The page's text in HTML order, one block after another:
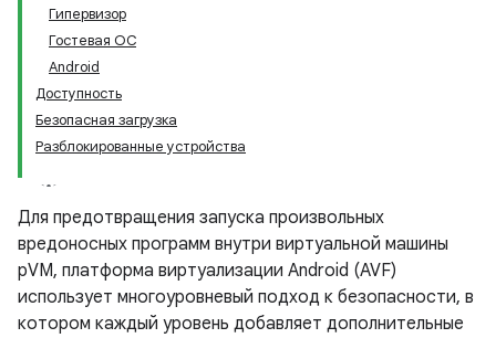
Гипервизор
Гостевая ОС
Android
Доступность
Безопасная загрузка
Разблокированные устройства
Для предотвращения запуска произвольных
вредоносных программ внутри виртуальной машины
pVM, платформа виртуализации Android (AVF)
использует многоуровневый подход к безопасности, в
котором каждый уровень добавляет дополнительные